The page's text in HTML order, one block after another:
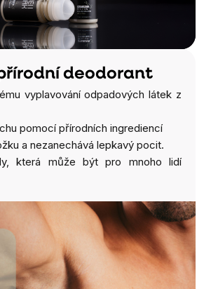
deodorant
vyplavování odpadových látek z
pomocí přírodních ingrediencí
a nezanechává lepkavý pocit.
která může být pro mnoho lidí